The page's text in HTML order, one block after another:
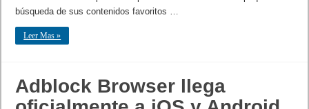
búsqueda de sus contenidos favoritos …
Leer Mas »
Adblock Browser llega